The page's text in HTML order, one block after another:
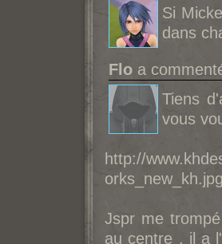
Si
dans
Flo a
Tiens
vous
http://
Jspr me
au centre , il a